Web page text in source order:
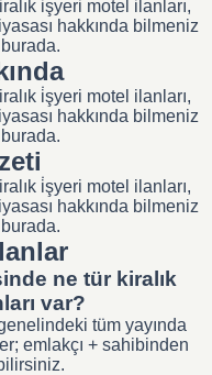
i̇şyeri motel ilanları,
hakkında bilmeniz
i̇şyeri motel ilanları,
hakkında bilmeniz
i̇şyeri motel ilanları,
hakkında bilmeniz
ne tür kiralık
var?
tüm yayında
emlakçı + sahibinden